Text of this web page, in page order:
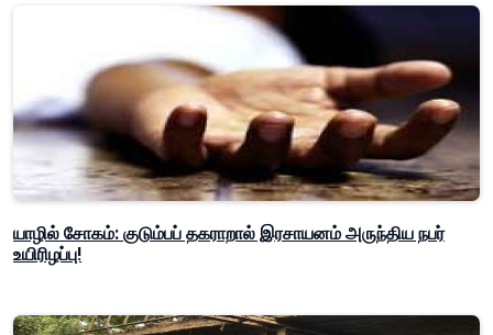
யாழில் சோகம்: குடும்பப் தகராறால் இரசாயனம் அருந்திய நபர்
உயிரிழப்பு!